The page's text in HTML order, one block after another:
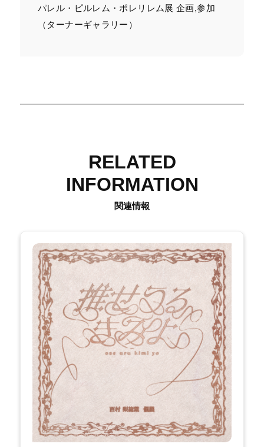
パレル・ピルレム・ポレリレム展 企画,参加
（ターナーギャラリー）
RELATED
INFORMATION
関連情報